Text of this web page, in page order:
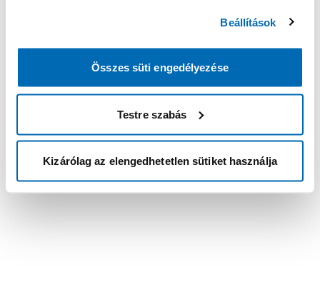
Beállítások
Összes süti engedélyezése
Testre szabás
Kizárólag az elengedhetetlen sütiket használja